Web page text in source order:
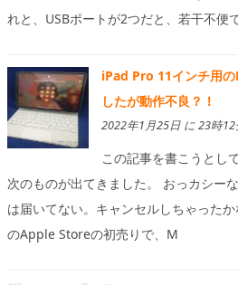
れと、USBポートが2つだと、若干不便
iPad Pro 11インチ用
したが動作不良？！
2022年1月25日 に 23時12
この記事を書こうとし
次のものが出てきました。 おっカシー
は届いてない。キャンセルしちゃった
のApple Storeの初売りで、M